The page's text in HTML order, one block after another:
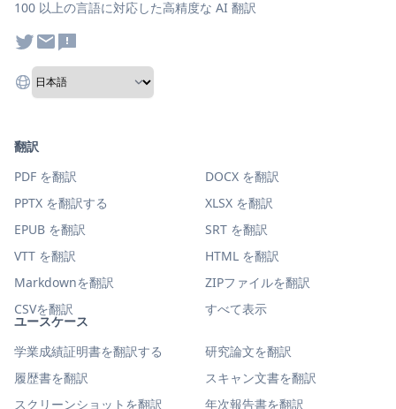
100 以上の言語に対応した高精度な AI 翻訳
ユースケース
学業成績証明書を翻訳する
研究論文を翻訳
履歴書を翻訳
スキャン文書を翻訳
スクリーンショットを翻訳
年次報告書を翻訳
翻訳
PDF を翻訳
DOCX を翻訳
PPTX を翻訳する
XLSX を翻訳
EPUB を翻訳
SRT を翻訳
VTT を翻訳
HTML を翻訳
Markdownを翻訳
ZIPファイルを翻訳
CSVを翻訳
すべて表示